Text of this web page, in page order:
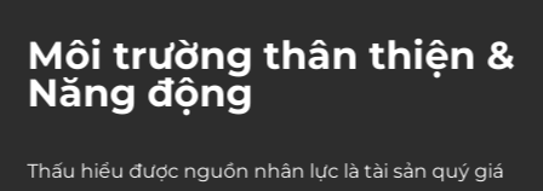
Môi trường thân thiện &
Năng động
Thấu hiểu được nguồn nhân lực là tài sản quý giá